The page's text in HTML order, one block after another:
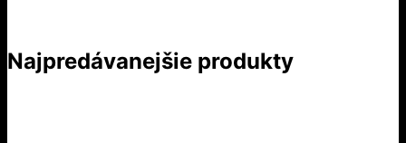
Najpredávanejšie produkty